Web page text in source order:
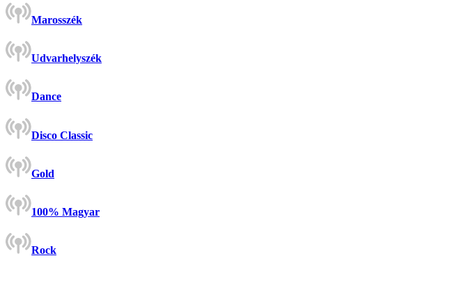
Marosszék
Udvarhelyszék
Dance
Disco Classic
Gold
100% Magyar
Rock